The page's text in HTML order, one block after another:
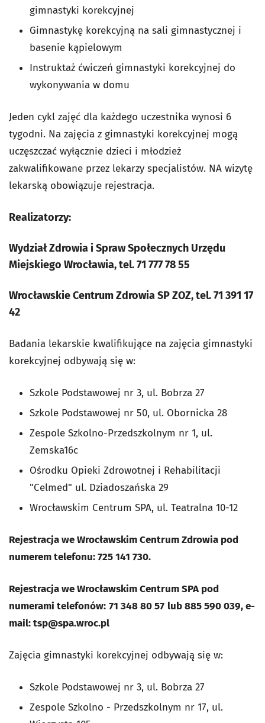
gimnastyki korekcyjnej
Gimnastykę korekcyjną na sali gimnastycznej i
basenie kąpielowym
Instruktaż ćwiczeń gimnastyki korekcyjnej do
wykonywania w domu
Jeden cykl zajęć dla każdego uczestnika wynosi 6
tygodni. Na zajęcia z gimnastyki korekcyjnej mogą
uczęszczać wyłącznie dzieci i młodzież
zakwalifikowane przez lekarzy specjalistów. NA wizytę
lekarską obowiązuje rejestracja.
Realizatorzy:
Wydział Zdrowia i Spraw Społecznych Urzędu
Miejskiego Wrocławia, tel. 71 777 78 55
Wrocławskie Centrum Zdrowia SP ZOZ, tel. 71 391 17
42
Badania lekarskie kwalifikujące na zajęcia gimnastyki
korekcyjnej odbywają się w:
Szkole Podstawowej nr 3, ul. Bobrza 27
Szkole Podstawowej nr 50, ul. Obornicka 28
Zespole Szkolno-Przedszkolnym nr 1, ul.
Zemska16c
Ośrodku Opieki Zdrowotnej i Rehabilitacji
"Celmed" ul. Dziadoszańska 29
Wrocławskim Centrum SPA, ul. Teatralna 10-12
Rejestracja we Wrocławskim Centrum Zdrowia pod
numerem telefonu:725 141 730.
Rejestracja we Wrocławskim Centrum SPA pod
numerami telefonów: 71 348 80 57 lub885 590 039, e-
mail:tsp@spa.wroc.pl
Zajęcia gimnastyki korekcyjnej odbywają się w:
Szkole Podstawowej nr 3, ul. Bobrza 27
Zespole Szkolno - Przedszkolnym nr 17, ul.